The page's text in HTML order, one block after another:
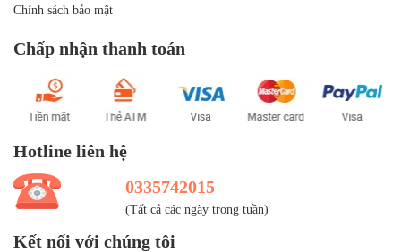
Chính sách bảo mật
Chấp nhận thanh toán
Hotline liên hệ
0335742015
(Tất cả các ngày trong tuần)
Kết nối với chúng tôi